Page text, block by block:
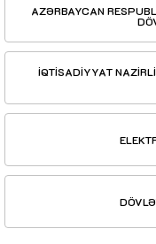
AZƏRBAYCAN
İQTİSADİYYAT